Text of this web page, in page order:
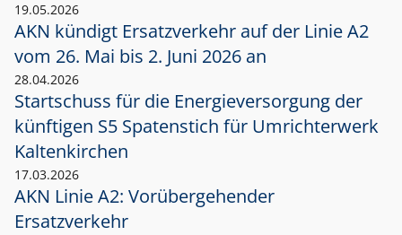
19.05.2026
AKN kündigt Ersatzverkehr auf der Linie A2
vom 26. Mai bis 2. Juni 2026 an
28.04.2026
Startschuss für die Energieversorgung der
künftigen S5 Spatenstich für Umrichterwerk
Kaltenkirchen
17.03.2026
AKN Linie A2: Vorübergehender
Ersatzverkehr